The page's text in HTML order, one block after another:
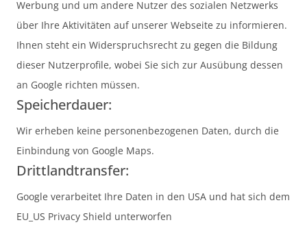
Werbung und um andere Nutzer des sozialen Netzwerks
über Ihre Aktivitäten auf unserer Webseite zu informieren.
Ihnen steht ein Widerspruchsrecht zu gegen die Bildung
dieser Nutzerprofile, wobei Sie sich zur Ausübung dessen
an Google richten müssen.
Speicherdauer:
Wir erheben keine personenbezogenen Daten, durch die
Einbindung von Google Maps.
Drittlandtransfer:
Google verarbeitet Ihre Daten in den USA und hat sich dem
EU_US Privacy Shield unterworfen